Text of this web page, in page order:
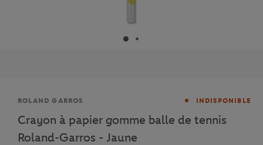
Marque
ROLAND GARROS INDISPONIBLE
Crayon à papier gomme balle de tennis
Roland-Garros - Jaune